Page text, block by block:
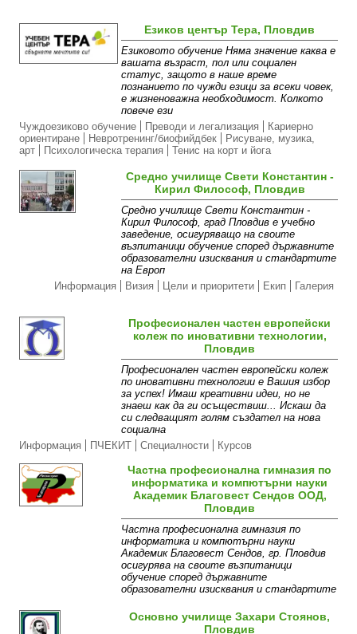
Езиков център Тера, Пловдив
Eзиковото обучение Няма значение каква е
вашата възраст, пол или социален
статус, защото в наше време
познанието по чужди езици за всеки човек,
е жизненоважна необходимост. Колкото
повече ези
Чуждоезиково обучение
Преводи и легализация
Кариерно
ориентиране
Невротренинг/биофийдбек
Рисуване, музика,
арт
Психологическа терапия Тенис на корт и йога
Средно училище Свети Константин -
Кирил Философ, Пловдив
Средно училище Свети Константин -
Кирил Философ, град Пловдив е учебно
заведение, осигуряващо на своите
възпитаници обучение според държавните
образователни изисквания и стандартите
на Европ
Информация
Визия Цели и приоритети Екип Галерия
Професионален частен европейски
колеж по иновативни технологии,
Пловдив
Професионален частен европейски колеж
по иновативни технологии е Вашия избор
за успех! Имаш креативни идеи, но не
знаеш как да ги осъществиш... Искаш да
си следващият голям създател на нова
социална
Информация
ПЧЕКИТ Специалности
Курсов
Частна професионална гимназия по
информатика и компютърни науки
Академик Благовест Сендов ООД,
Пловдив
Частна професионална гимназия по
информатика и компютърни науки
Академик Благовест Сендов, гр. Пловдив
осигурява на своите възпитаници
обучение според държавните
образователни изисквания и стандартите
Основно училище Захари Стоянов,
Пловдив